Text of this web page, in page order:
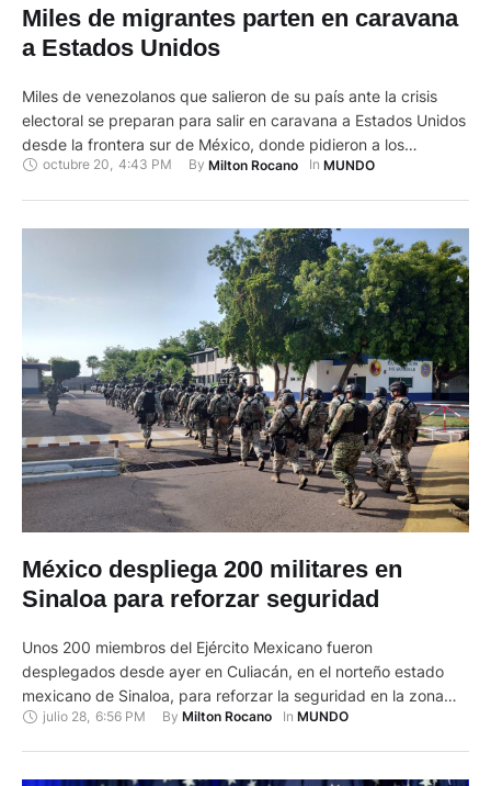
Miles de migrantes parten en caravana
a Estados Unidos
Miles de venezolanos que salieron de su país ante la crisis
electoral se preparan para salir en caravana a Estados Unidos
desde la frontera sur de México, donde pidieron a los
gobiernos de ambos países que consideren su situación. Los
octubre 20, 4:43 PM By Milton Rocano In MUNDO
México despliega 200 militares en
Sinaloa para reforzar seguridad
Unos 200 miembros del Ejército Mexicano fueron
desplegados desde ayer en Culiacán, en el norteño estado
mexicano de Sinaloa, para reforzar la seguridad en la zona
tras la detención el jueves de los narcotraficantes Ismael ‘el
julio 28 6:56 PM By Milton Rocano In MUNDO